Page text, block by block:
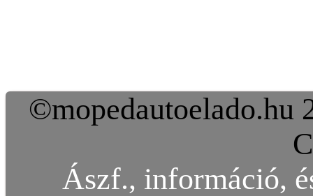
©mopedautoelado.hu
Ászf., információ,